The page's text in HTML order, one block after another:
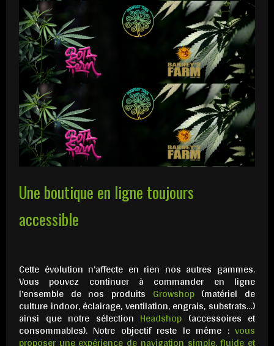
Une boutique en ligne toujours
accessible
Cette évolution n’affecte en rien nos autres gammes.
Vous pouvez continuer à commander en ligne
l’ensemble de nos produits Growshop(matériel de
culture indoor, éclairage, ventilation, engrais, substrats…)
ainsi que notre sélection Headshop (accessoires et
consommables). Notre objectif reste le même : vous
proposer une expérience de navigation simple, fluide et